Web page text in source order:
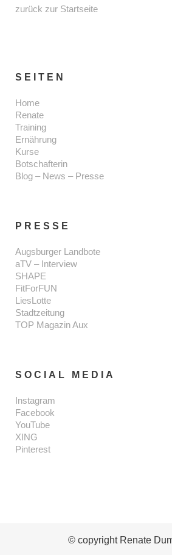
zurück zur Startseite
SEITEN
Home
Renate
Training
Ernährung
Kurse
Botschafterin
Blog – News – Presse
PRESSE
Augsburger Landbote
aTV – Interview
SHAPE
FitForFUN
LiesLotte
Stadtzeitung
TOP Magazin Aux
SOCIAL MEDIA
Instagram
Facebook
YouTube
XING
Pinterest
© copyright Renate